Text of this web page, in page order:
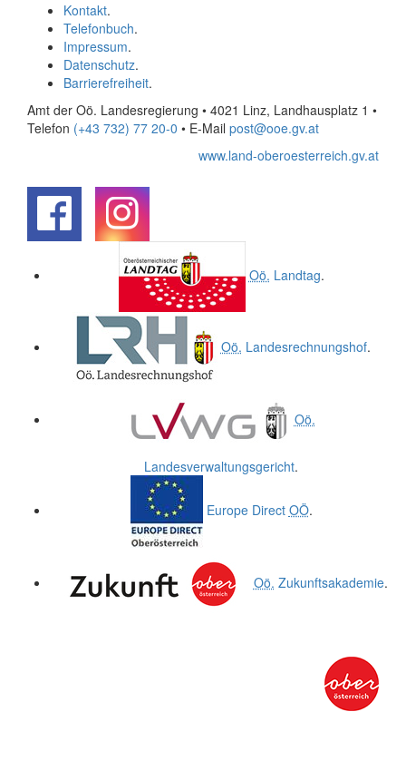
Kontakt.
Telefonbuch.
Impressum.
Datenschutz.
Barrierefreiheit.
Amt der Oö. Landesregierung • 4021 Linz, Landhausplatz 1 •
Telefon (+43 732) 77 20-0 • E-Mail post@ooe.gv.at
www.land-oberoesterreich.gv.at
Oö. Landtag.
Oö. Landesrechnungshof.
Oö.
Landesverwaltungsgericht.
Europe Direct OÖ.
Oö. Zukunftsakademie.